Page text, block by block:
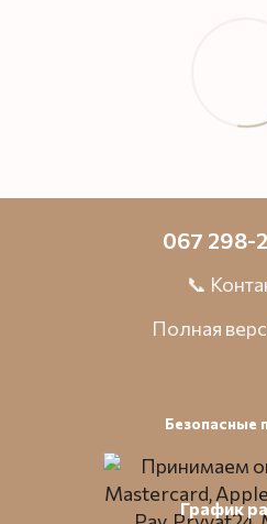
067 298-
📞
Полная
Безопасные
График